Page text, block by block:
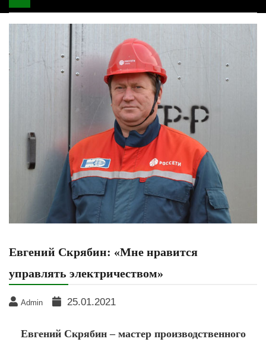
района РА
navigation
Евгений Скрябин: «Мне нравится
управлять электричеством»
Admin 25.01.2021
Евгений Скрябин – мастер производственного